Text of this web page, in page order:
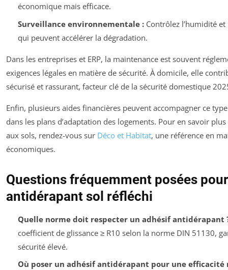
économique mais efficace.
Surveillance environnementale :Contrôlez l’humidité
qui peuvent accélérer la dégradation.
Dans les entreprises et ERP, la maintenance est souvent
exigences légales en matière de sécurité. À domicile, elle
sécurisé et rassurant, facteur clé de la sécurité domestique
Enfin, plusieurs aides financières peuvent accompagner ce
dans les plans d’adaptation des logements. Pour en savoir
aux sols, rendez-vous sur Déco et Habitat, une référence en
économiques.
Questions fréquemment posées
antidérapant sol réfléchi
Quelle norme doit respecter un adhésif antidérapant
coefficient de glissance ≥ R10 selon la norme DIN 51130,
sécurité élevé.
Où poser un adhésif antidérapant pour une efficacité